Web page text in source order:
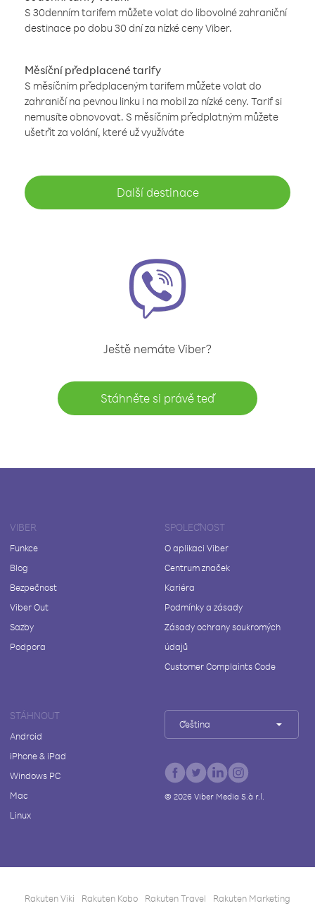
S 30denním tarifem můžete volat do libovolné zahraniční
destinace po dobu 30 dní za nízké ceny Viber.
Měsíční předplacené tarify
S měsíčním předplaceným tarifem můžete volat do
zahraničí na pevnou linku i na mobil za nízké ceny. Tarif si
nemusíte obnovovat. S měsíčním předplatným můžete
ušetřit za volání, které už využíváte
Další destinace
Ještě nemáte Viber?
Stáhněte si právě teď
VIBER
Funkce
Blog
Bezpečnost
Viber Out
Sazby
Podpora
SPOLEČNOST
O aplikaci Viber
Centrum značek
Kariéra
Podmínky a zásady
Zásady ochrany soukromých
údajů
Customer Complaints Code
STÁHNOUT
Android
iPhone & iPad
Windows PC
Mac
Linux
Čeština
© 2026Viber Media S.à r.l.
Rakuten Viki Rakuten Kobo Rakuten Travel Rakuten Marketing